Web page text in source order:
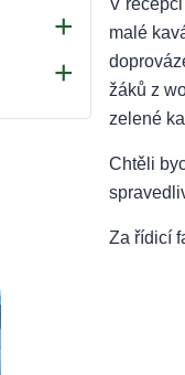
V
malé
žáků z
zelené
Chtěli
Za řídicí